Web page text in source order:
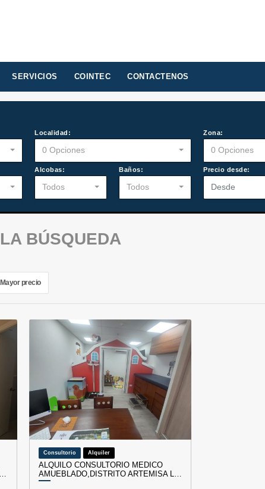
SERVICIOS COINTEC CONTACTENOS
Localidad:
0 Opciones
Zona:
0 Opciones
Alcobas:
Todos
Baños:
Todos
Precio desde:
BÚSQUEDA
precio
Consultorio Alquiler
ALQUILO CONSULTORIO MEDICO
AMUEBLADO,DISTRITO ARTEMISA L…